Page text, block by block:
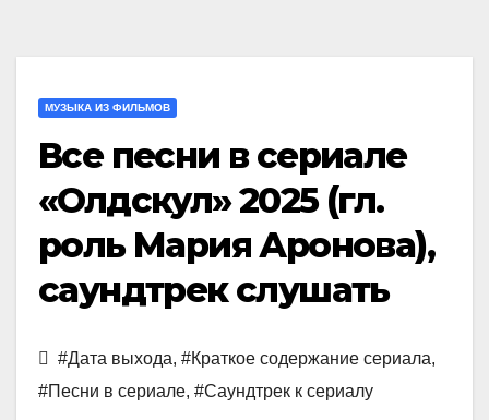
МУЗЫКА ИЗ ФИЛЬМОВ
Все песни в сериале
«Олдскул» 2025 (гл.
роль Мария Аронова),
саундтрек слушать
#Дата выхода, #Краткое содержание сериала,
#Песни в сериале, #Саундтрек к сериалу